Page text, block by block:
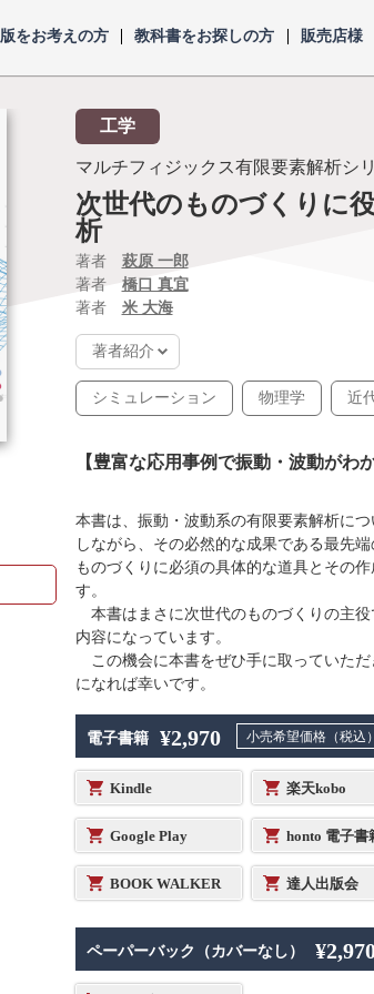
をお考えの方 教科書をお探しの方 販売店様
工学
マルチフィジックス有限要素解析シ
次世代のものづくりに
析
著者 萩原 一郎
著者 橋口 真宜
著者 米 大海
著者紹介
シミュレーション 物理学 近
【豊富な応用事例で振動・波動がわ
本書は、振動・波動系の有限要素解析に
しながら、その必然的な成果である最先
ものづくりに必須の具体的な道具とその
す。
本書はまさに次世代のものづくりの主
内容になっています。
この機会に本書をぜひ手に取っていた
になれば幸いです。
電子書籍 ¥2,970 小売希望価格（税込）
Kindle 楽天kobo
Google Play honto 電子書
BOOK WALKER 達人出版会
ペーパーバック（カバーなし）